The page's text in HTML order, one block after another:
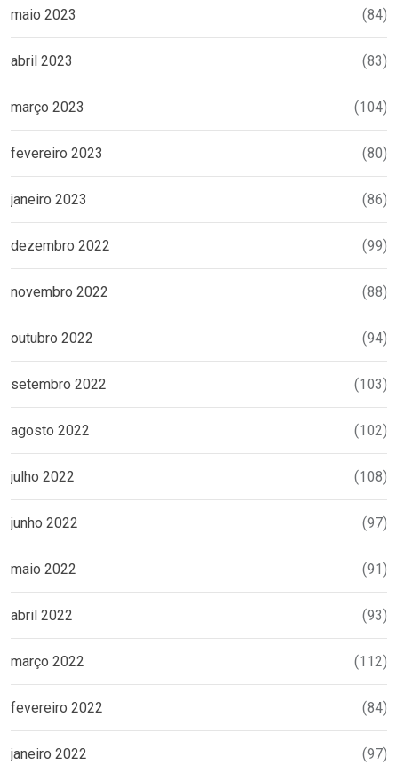
maio 2023 (84)
abril 2023 (83)
março 2023 (104)
fevereiro 2023 (80)
janeiro 2023 (86)
dezembro 2022 (99)
novembro 2022 (88)
outubro 2022 (94)
setembro 2022 (103)
agosto 2022 (102)
julho 2022 (108)
junho 2022 (97)
maio 2022 (91)
abril 2022 (93)
março 2022 (112)
fevereiro 2022 (84)
janeiro 2022 (97)